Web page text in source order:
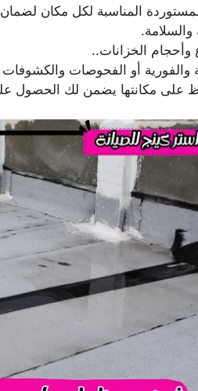
المناسبة لكل مكان لضمان
وأحجام الخزانات..
والفورية أو الفحوصات
على مكانتها يضمن لك الحصول